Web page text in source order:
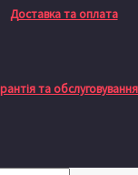
Доставка та оплата
та обслуговування